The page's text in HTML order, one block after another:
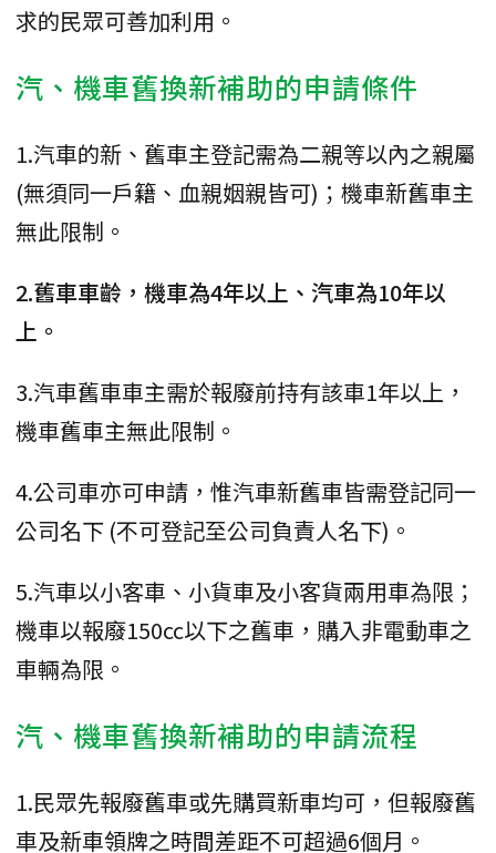
求的民眾可善加利用。
汽、機車舊換新補助的申請條件
1.汽車的新、舊車主登記需為二親等以內之親屬
(無須同一戶籍、血親姻親皆可)；機車新舊車主
無此限制。
2.舊車車齡，機車為4年以上、汽車為10年以
上。
3.汽車舊車車主需於報廢前持有該車1年以上，
機車舊車主無此限制。
4.公司車亦可申請，惟汽車新舊車皆需登記同一
公司名下 (不可登記至公司負責人名下)。
5.汽車以小客車、小貨車及小客貨兩用車為限；
機車以報廢150cc以下之舊車，購入非電動車之
車輛為限。
汽、機車舊換新補助的申請流程
1.民眾先報廢舊車或先購買新車均可，但報廢舊
車及新車領牌之時間差距不可超過6個月。